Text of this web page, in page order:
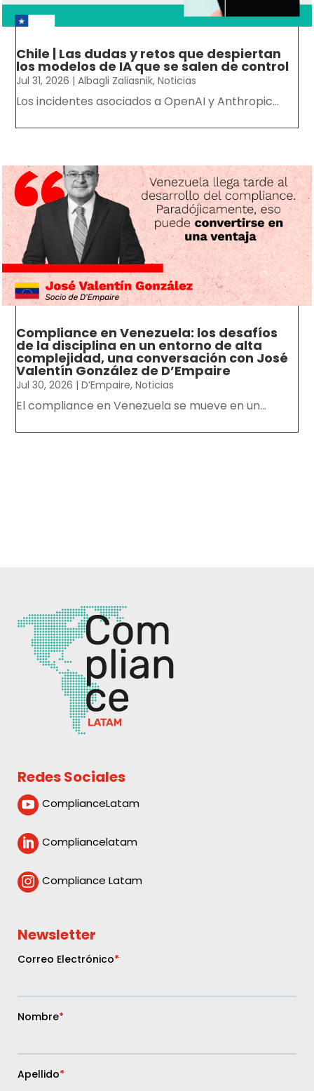
Chile | Las dudas y retos que despiertan
los modelos de IA que se salen de control
Jul 31, 2026 |Albagli Zaliasnik,Noticias
Los incidentes asociados a OpenAI y Anthropic...
Compliance en Venezuela: los desafíos
de la disciplina en un entorno de alta
complejidad, una conversación con José
Valentín González de D’Empaire
Jul 30, 2026 |D’Empaire,Noticias
El compliance en Venezuela se mueve en un...
Redes Sociales
 ComplianceLatam
 Compliancelatam
 Compliance Latam
Newsletter